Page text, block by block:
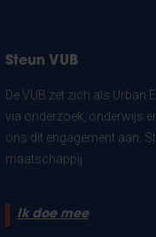
Steun VUB
De VUB zet zich als Urban
via onderzoek, onderwijs
ons dit engagement aan.
maatschappij.
Ik doe mee